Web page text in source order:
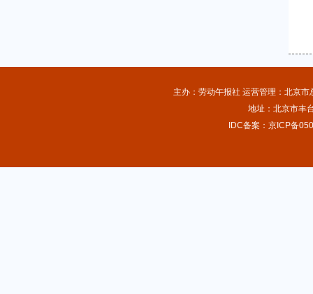
主办：劳动午报社 运营管理：北京
地址：北京市丰
IDC备案：京ICP备